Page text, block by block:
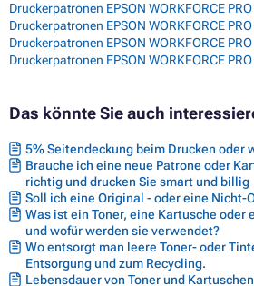
Druckerpatronen EPSON WORKFORCE
Druckerpatronen EPSON WORKFORCE
Druckerpatronen EPSON WORKFORCE
Druckerpatronen EPSON WORKFORCE
Das könnte Sie auch
5% Seitendeckung beim Drucken oder
Brauche ich eine neue Patrone oder
richtig und drucken Sie smart und billig
Soll ich eine Original - oder eine Nicht-
Was ist ein Toner, eine Kartusche oder
und wofür werden sie verwendet?
Wo entsorgt man leere Toner- oder
Entsorgung und zum Recycling.
Lebensdauer von Toner und Kartuschen